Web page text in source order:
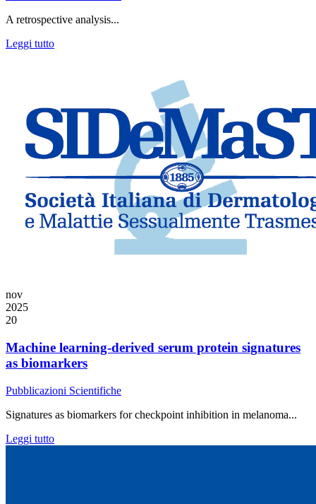
A retrospective analysis...
Leggi tutto
nov
2025
20
Machine learning-derived serum protein signatures
as biomarkers
Pubblicazioni Scientifiche
Signatures as biomarkers for checkpoint inhibition in melanoma...
Leggi tutto